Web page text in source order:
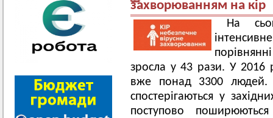
захворюванням на кір
На
зросла у 43 рази. У 2016
вже понад 3300 людей.
спостерігаються у
поступово